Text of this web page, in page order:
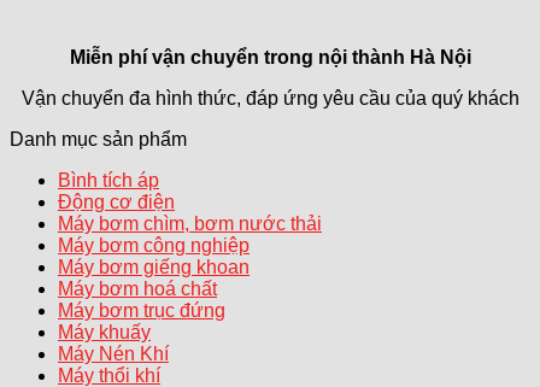
Miễn phí vận chuyển trong nội thành Hà Nội
Vận chuyển đa hình thức, đáp ứng yêu cầu của quý khách
Danh mục sản phẩm
Bình tích áp
Động cơ điện
Máy bơm chìm, bơm nước thải
Máy bơm công nghiệp
Máy bơm giếng khoan
Máy bơm hoá chất
Máy bơm trục đứng
Máy khuấy
Máy Nén Khí
Máy thổi khí